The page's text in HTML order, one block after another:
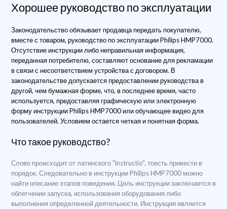
Хорошее руководство по эксплуатации
Законодательство обязывает продавца передать покупателю,
вместе с товаром, руководство по эксплуатации Philips HMP7000.
Отсутствие инструкции либо неправильная информация,
переданная потребителю, составляют основание для рекламации
в связи с несоответствием устройства с договором. В
законодательстве допускается предоставлении руководства в
другой, чем бумажная форме, что, в последнее время, часто
используется, предоставляя графическую или электронную
форму инструкции Philips HMP7000 или обучающее видео для
пользователей. Условием остается четкая и понятная форма.
Что такое руководство?
Слово происходит от латинского "instructio", тоесть привести в
порядок. Следовательно в инструкции Philips HMP7000 можно
найти описание этапов поведения. Цель инструкции заключается в
облегчении запуска, использования оборудования либо
выполнения определенной деятельности. Инструкция является